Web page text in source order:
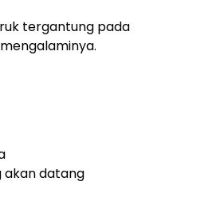
tergantung pada
akan datang